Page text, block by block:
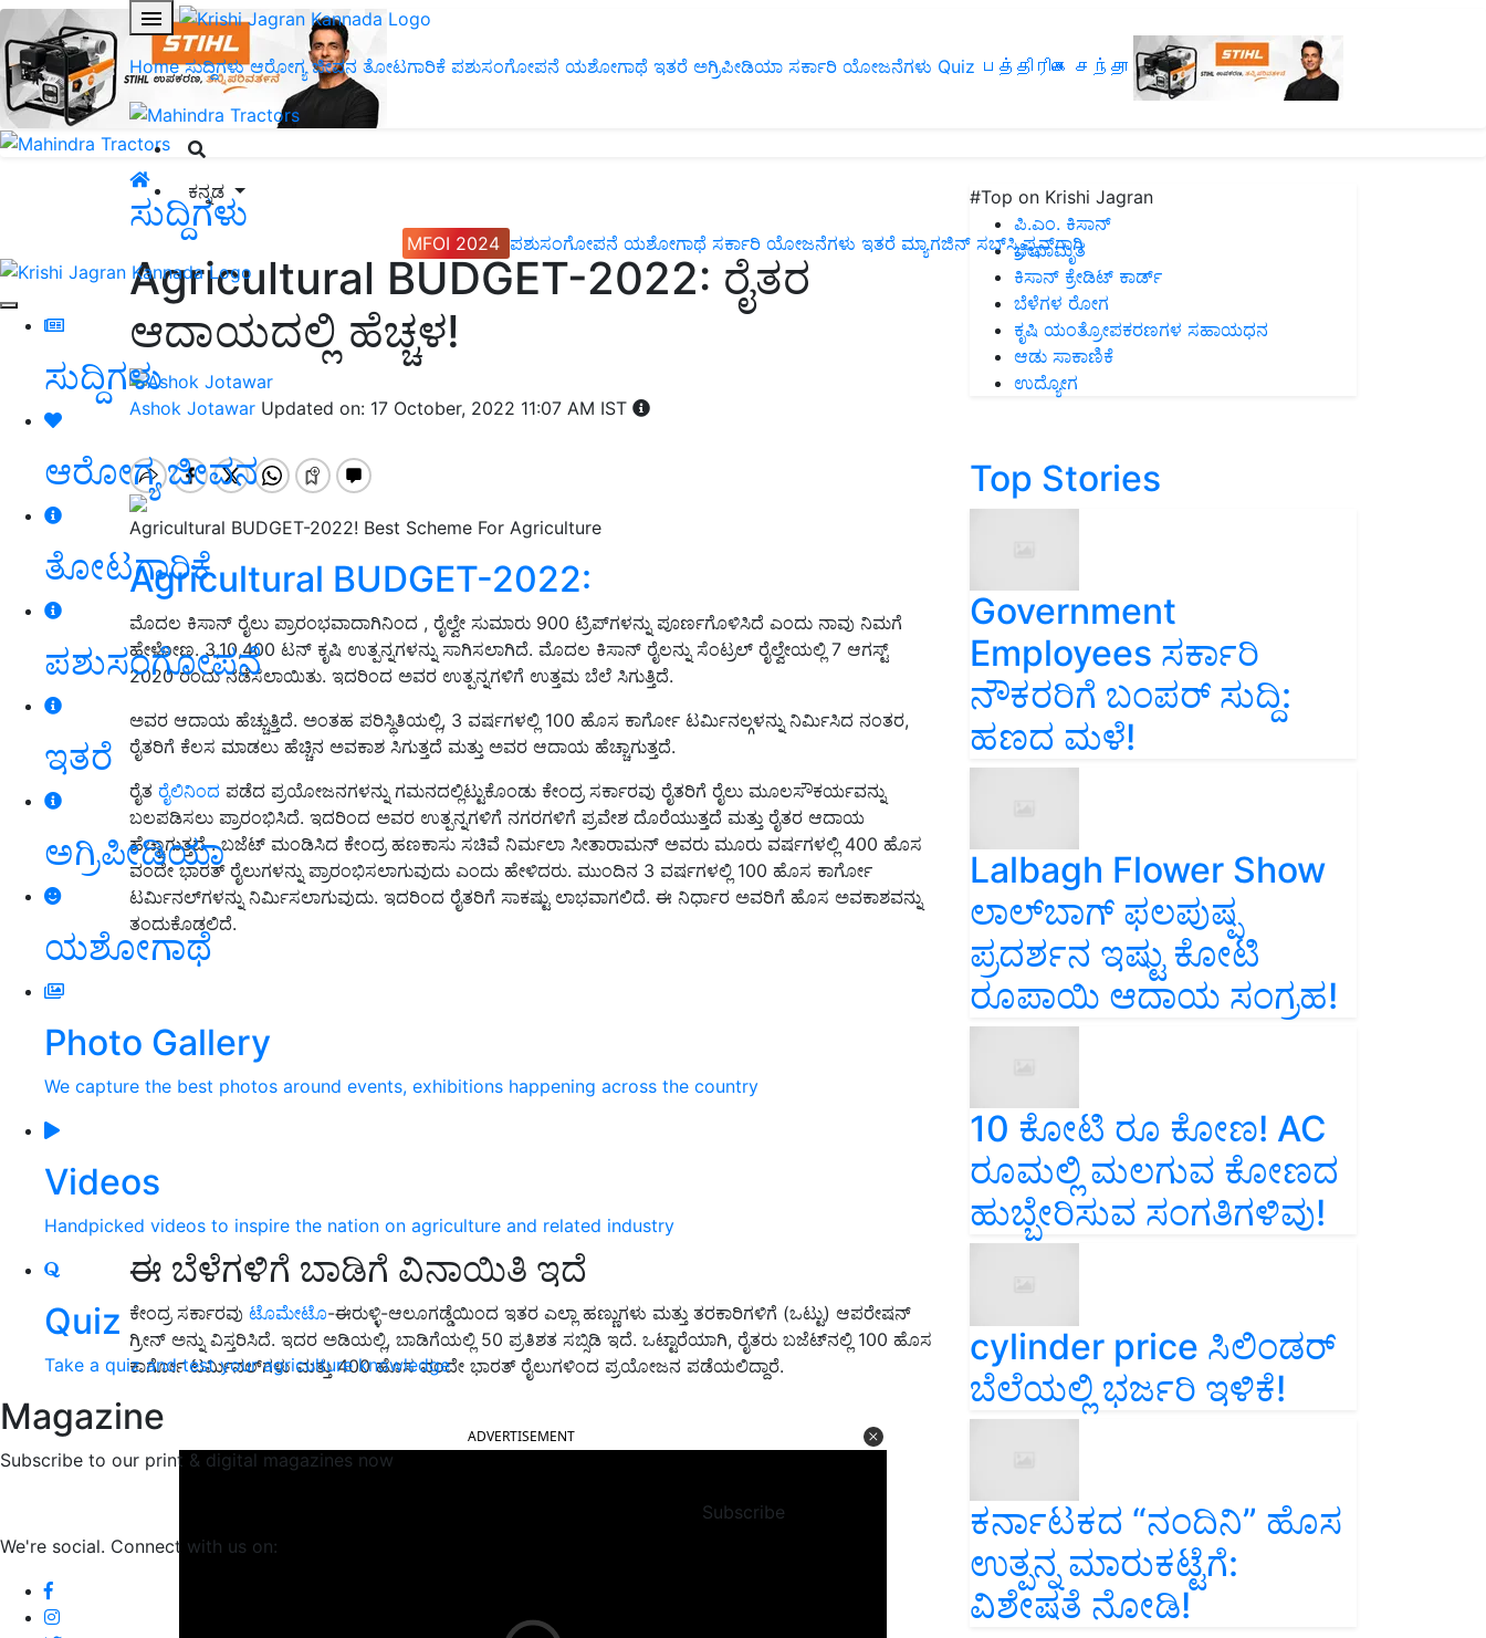
Home ಸುದ್ದಿಗಳು ಆರೋಗ್ಯ ಜೀವನ ತೋಟಗಾರಿಕೆ ಪಶುಸಂಗೋಪನೆ ಯಶೋಗಾಥೆ ಇತರೆ ಅಗ್ರಿಪೀಡಿಯಾ ಸರ್ಕಾರಿ ಯೋಜನೆಗಳು Quiz பத்திரிகை சந்தா
ಕನ್ನಡ
MFOI 2024 ಪಶುಸಂಗೋಪನೆ ಯಶೋಗಾಥೆ ಸರ್ಕಾರಿ ಯೋಜನೆಗಳು ಇತರೆ ಮ್ಯಾಗಜಿನ್‌ ಸಬ್‌ಸ್ಕ್ರಿಪ್ಷನ್‌ಗಾಗಿ
ಸುದ್ದಿಗಳು
ಆರೋಗ್ಯ ಜೀವನ
ತೋಟಗಾರಿಕೆ
ಪಶುಸಂಗೋಪನೆ
ಇತರೆ
ಅಗ್ರಿಪೀಡಿಯಾ
ಯಶೋಗಾಥೆ
Photo Gallery
We capture the best photos around events, exhibitions happening across the country
Videos
Handpicked videos to inspire the nation on agriculture and related industry
Quiz
Take a quiz and test your agriculture knowledge
Magazine
Subscribe to our print & digital magazines now
Subscribe
We're social. Connect with us on:
ಸುದ್ದಿಗಳು
Agricultural BUDGET-2022: ರೈತರ
ಆದಾಯದಲ್ಲಿ ಹೆಚ್ಚಳ!
Ashok Jotawar Updated on: 17 October, 2022 11:07 AM IST
Agricultural BUDGET-2022! Best Scheme For Agriculture
Agricultural BUDGET-2022:
ಮೊದಲ ಕಿಸಾನ್ ರೈಲು ಪ್ರಾರಂಭವಾದಾಗಿನಿಂದ , ರೈಲ್ವೇ ಸುಮಾರು 900 ಟ್ರಿಪ್‌ಗಳನ್ನು ಪೂರ್ಣಗೊಳಿಸಿದೆ ಎಂದು ನಾವು ನಿಮಗೆ
ಹೇಳೋಣ. 3,10,400 ಟನ್ ಕೃಷಿ ಉತ್ಪನ್ನಗಳನ್ನು ಸಾಗಿಸಲಾಗಿದೆ. ಮೊದಲ ಕಿಸಾನ್ ರೈಲನ್ನು ಸೆಂಟ್ರಲ್ ರೈಲ್ವೇಯಲ್ಲಿ 7 ಆಗಸ್ಟ್
2020 ರಂದು ನಡೆಸಲಾಯಿತು. ಇದರಿಂದ ಅವರ ಉತ್ಪನ್ನಗಳಿಗೆ ಉತ್ತಮ ಬೆಲೆ ಸಿಗುತ್ತಿದೆ.
ಅವರ ಆದಾಯ ಹೆಚ್ಚುತ್ತಿದೆ. ಅಂತಹ ಪರಿಸ್ಥಿತಿಯಲ್ಲಿ, 3 ವರ್ಷಗಳಲ್ಲಿ 100 ಹೊಸ ಕಾರ್ಗೋ ಟರ್ಮಿನಲ್ಗಳನ್ನು ನಿರ್ಮಿಸಿದ ನಂತರ,
ರೈತರಿಗೆ ಕೆಲಸ ಮಾಡಲು ಹೆಚ್ಚಿನ ಅವಕಾಶ ಸಿಗುತ್ತದೆ ಮತ್ತು ಅವರ ಆದಾಯ ಹೆಚ್ಚಾಗುತ್ತದೆ.
ರೈತ ರೈಲಿನಿಂದ ಪಡೆದ ಪ್ರಯೋಜನಗಳನ್ನು ಗಮನದಲ್ಲಿಟ್ಟುಕೊಂಡು ಕೇಂದ್ರ ಸರ್ಕಾರವು ರೈತರಿಗೆ ರೈಲು ಮೂಲಸೌಕರ್ಯವನ್ನು
ಬಲಪಡಿಸಲು ಪ್ರಾರಂಭಿಸಿದೆ. ಇದರಿಂದ ಅವರ ಉತ್ಪನ್ನಗಳಿಗೆ ನಗರಗಳಿಗೆ ಪ್ರವೇಶ ದೊರೆಯುತ್ತದೆ ಮತ್ತು ರೈತರ ಆದಾಯ
ಹೆಚ್ಚಾಗುತ್ತದೆ . ಬಜೆಟ್ ಮಂಡಿಸಿದ ಕೇಂದ್ರ ಹಣಕಾಸು ಸಚಿವೆ ನಿರ್ಮಲಾ ಸೀತಾರಾಮನ್ ಅವರು ಮೂರು ವರ್ಷಗಳಲ್ಲಿ 400 ಹೊಸ
ವಂದೇ ಭಾರತ್ ರೈಲುಗಳನ್ನು ಪ್ರಾರಂಭಿಸಲಾಗುವುದು ಎಂದು ಹೇಳಿದರು. ಮುಂದಿನ 3 ವರ್ಷಗಳಲ್ಲಿ 100 ಹೊಸ ಕಾರ್ಗೋ
ಟರ್ಮಿನಲ್‌ಗಳನ್ನು ನಿರ್ಮಿಸಲಾಗುವುದು. ಇದರಿಂದ ರೈತರಿಗೆ ಸಾಕಷ್ಟು ಲಾಭವಾಗಲಿದೆ. ಈ ನಿರ್ಧಾರ ಅವರಿಗೆ ಹೊಸ ಅವಕಾಶವನ್ನು
ತಂದುಕೊಡಲಿದೆ.
ಈ ಬೆಳೆಗಳಿಗೆ ಬಾಡಿಗೆ ವಿನಾಯಿತಿ ಇದೆ
ಕೇಂದ್ರ ಸರ್ಕಾರವು ಟೊಮೇಟೊ-ಈರುಳ್ಳಿ-ಆಲೂಗಡ್ಡೆಯಿಂದ ಇತರ ಎಲ್ಲಾ ಹಣ್ಣುಗಳು ಮತ್ತು ತರಕಾರಿಗಳಿಗೆ (ಒಟ್ಟು) ಆಪರೇಷನ್
ಗ್ರೀನ್ ಅನ್ನು ವಿಸ್ತರಿಸಿದೆ. ಇದರ ಅಡಿಯಲ್ಲಿ, ಬಾಡಿಗೆಯಲ್ಲಿ 50 ಪ್ರತಿಶತ ಸಬ್ಸಿಡಿ ಇದೆ. ಒಟ್ಟಾರೆಯಾಗಿ, ರೈತರು ಬಜೆಟ್‌ನಲ್ಲಿ 100 ಹೊಸ
ಕಾರ್ಗೋ ಟರ್ಮಿನಲ್‌ಗಳು ಮತ್ತು 400 ಹೊಸ ವಂದೇ ಭಾರತ್ ರೈಲುಗಳಿಂದ ಪ್ರಯೋಜನ ಪಡೆಯಲಿದ್ದಾರೆ.
#Top on Krishi Jagran
ಪಿ.ಎಂ. ಕಿಸಾನ್
ಜೀವಾಮೃತ
ಕಿಸಾನ್ ಕ್ರೇಡಿಟ್ ಕಾರ್ಡ್
ಬೆಳೆಗಳ ರೋಗ
ಕೃಷಿ ಯಂತ್ರೋಪಕರಣಗಳ ಸಹಾಯಧನ
ಆಡು ಸಾಕಾಣಿಕೆ
ಉದ್ಯೋಗ
Top Stories
Government
Employees ಸರ್ಕಾರಿ
ನೌಕರರಿಗೆ ಬಂಪರ್‌ ಸುದ್ದಿ:
ಹಣದ ಮಳೆ!
Lalbagh Flower Show
ಲಾಲ್‌ಬಾಗ್ ಫಲಪುಷ್ಪ
ಪ್ರದರ್ಶನ ಇಷ್ಟು ಕೋಟಿ
ರೂಪಾಯಿ ಆದಾಯ ಸಂಗ್ರಹ!
10 ಕೋಟಿ ರೂ ಕೋಣ! AC
ರೂಮಲ್ಲಿ ಮಲಗುವ ಕೋಣದ
ಹುಬ್ಬೇರಿಸುವ ಸಂಗತಿಗಳಿವು!
cylinder price ಸಿಲಿಂಡರ್‌
ಬೆಲೆಯಲ್ಲಿ ಭರ್ಜರಿ ಇಳಿಕೆ!
ಕರ್ನಾಟಕದ “ನಂದಿನಿ” ಹೊಸ
ಉತ್ಪನ್ನ ಮಾರುಕಟ್ಟೆಗೆ:
ವಿಶೇಷತೆ ನೋಡಿ!